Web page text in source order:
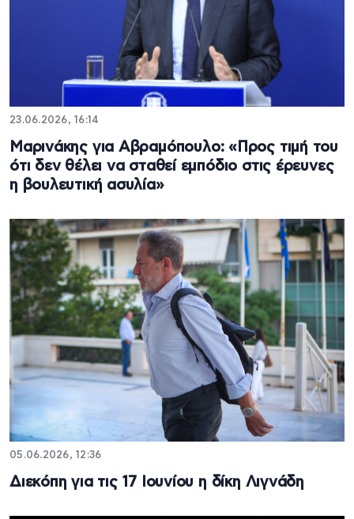
23.06.2026, 16:14
Μαρινάκης για Αβραμόπουλο: «Προς τιμή του
ότι δεν θέλει να σταθεί εμπόδιο στις έρευνες
η βουλευτική ασυλία»
05.06.2026, 12:36
Διεκόπη για τις 17 Ιουνίου η δίκη Λιγνάδη